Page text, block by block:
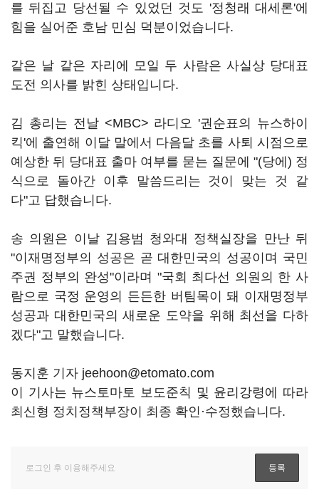
를 뒤집고 당선될 수 있었던 것도 '정청래 대세론'에
힘을 실어준 호남 민심 덕분이었습니다.
같은 날 같은 자리에 모일 두 사람은 사실상 당대표
도전 의사를 밝힌 상태입니다.
김 총리는 전날 <MBC> 라디오 '권순표의 뉴스하이
킥'에 출연해 이달 말에서 다음달 초를 사퇴 시점으로
예상한 뒤 당대표 출마 여부를 묻는 질문에 "(당에) 정
식으로 돌아간 이후 말씀드리는 것이 맞는 것 같
다"고 답했습니다.
송 의원은 이날 김용범 청와대 정책실장을 만난 뒤
"이재명정부의 성공은 곧 대한민국의 성공이며 국민
주권 정부의 완성"이라며 "국회 최다선 의원의 한 사
람으로 국정 운영의 든든한 버팀목이 돼 이재명정부
성공과 대한민국의 새로운 도약을 위해 최선을 다하
겠다"고 말했습니다.
동지훈 기자 jeehoon@etomato.com
이 기사는 뉴스토마토 보도준칙 및 윤리강령에 따라
최신형 정치정책부장이 최종 확인·수정했습니다.